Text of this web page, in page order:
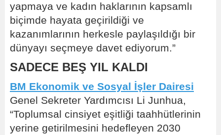
yapmaya ve kadın haklarının kapsamlı
biçimde hayata geçirildiği ve
kazanımlarının herkesle paylaşıldığı bir
dünyayı seçmeye davet ediyorum.”
SADECE BEŞ YIL KALDI
BM Ekonomik ve Sosyal İşler Dairesi
Genel Sekreter Yardımcısı Li Junhua,
“Toplumsal cinsiyet eşitliği taahhütlerinin
yerine getirilmesini hedefleyen 2030